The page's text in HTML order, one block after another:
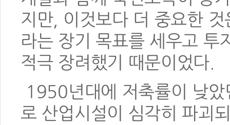
지만, 이것보다 더 중요한
라는 장기 목표를 세우고 투
적극 장려했기 때문이었다.
1950년대에 저축률이 낮
로 산업시설이 심각히 파괴